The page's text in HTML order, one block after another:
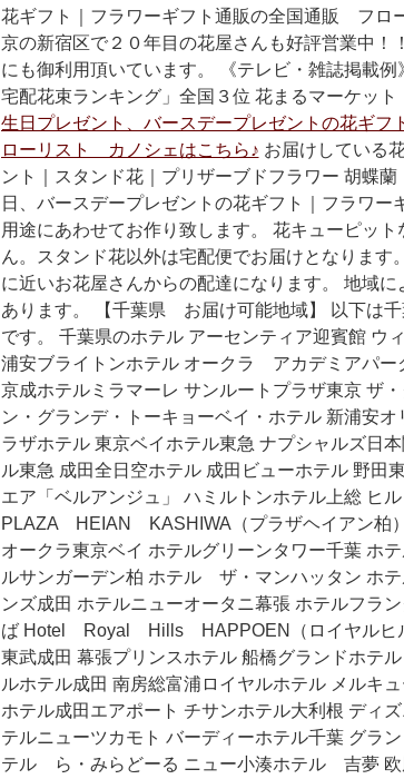
花ギフト｜フラワーギフト通販の全国通販 フロ
京の新宿区で２０年目の花屋さんも好評営業中！
にも御利用頂いています。 《テレビ・雑誌掲載
宅配花束ランキング」全国３位 花まるマーケッ
生日プレゼント、バースデープレゼントの花ギ
ローリスト カノシェはこちら♪ お届けしている
ント｜スタンド花｜プリザーブドフラワー 胡蝶
日、バースデープレゼントの花ギフト｜フラワー
用途にあわせてお作り致します。 花キューピッ
ん。スタンド花以外は宅配便でお届けとなりま
に近いお花屋さんからの配達になります。 地域
あります。 【千葉県 お届け可能地域】 以下は
です。 千葉県のホテル アーセンティア迎賓館 ウ
浦安ブライトンホテル オークラ アカデミアパー
京成ホテルミラマーレ サンルートプラザ東京 ザ
ン・グランデ・トーキョーベイ・ホテル 新浦安
ラザホテル 東京ベイホテル東急 ナプシャルズ日
ル東急 成田全日空ホテル 成田ビューホテル 野田
エア「ベルアンジュ」 ハミルトンホテル上総 ヒ
PLAZA HEIAN KASHIWA（プラザヘイアン柏
オークラ東京ベイ ホテルグリーンタワー千葉 ホ
ルサンガーデン柏 ホテル ザ・マンハッタン ホ
ンズ成田 ホテルニューオータニ幕張 ホテルフラ
ば Hotel Royal Hills HAPPOEN（ロイヤルヒ
東武成田 幕張プリンスホテル 船橋グランドホテ
ルホテル成田 南房総富浦ロイヤルホテル メルキ
ホテル成田エアポート チサンホテル大利根 ディ
テルニューツカモト バーディーホテル千葉 グラ
テル ら・みらどーる ニュー小湊ホテル 吉夢 欧